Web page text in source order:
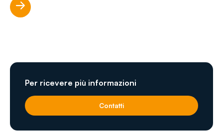
Scopri di più
Per ricevere più informazioni
Contatti